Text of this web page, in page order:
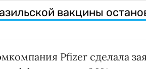
вакцины
Pfizer сделала